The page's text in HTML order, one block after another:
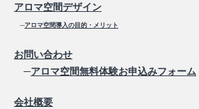
アロマ空間デザイン
─アロマ空間導入の目的・メリット
お問い合わせ
─アロマ空間無料体験お申込みフォーム
会社概要